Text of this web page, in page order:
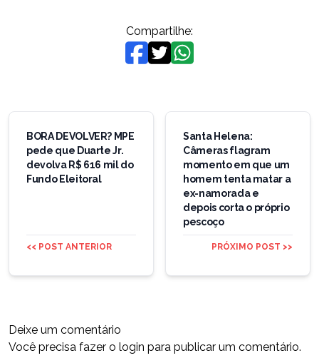
Compartilhe:
Navegação
Post
BORA DEVOLVER? MPE
pede que Duarte Jr.
devolva R$ 616 mil do
Fundo Eleitoral
<< POST ANTERIOR
Santa Helena:
Câmeras flagram
momento em que um
homem tenta matar a
ex-namorada e
depois corta o próprio
pescoço
PRÓXIMO POST >>
Deixe um comentário
Você precisa fazer o login para publicar um comentário.